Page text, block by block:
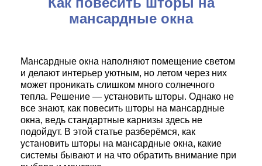
мансардные окна
Мансардные окна наполняют помещение светом
и делают интерьер уютным, но летом через них
может проникать слишком много солнечного
тепла. Решение — установить шторы. Однако не
все знают, как повесить шторы на мансардные
окна, ведь стандартные карнизы здесь не
подойдут. В этой статье разберёмся, как
установить шторы на мансардные окна, какие
системы бывают и на что обратить внимание при